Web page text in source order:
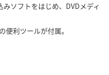
みソフトをはじめ、DVDメディ
利ツールが付属。